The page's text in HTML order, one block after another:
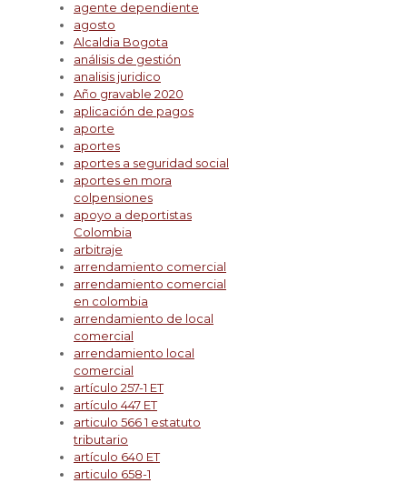
agente dependiente
agosto
Alcaldia Bogota
análisis de gestión
analisis juridico
Año gravable 2020
aplicación de pagos
aporte
aportes
aportes a seguridad social
aportes en mora
colpensiones
apoyo a deportistas
Colombia
arbitraje
arrendamiento comercial
arrendamiento comercial
en colombia
arrendamiento de local
comercial
arrendamiento local
comercial
artículo 257-1 ET
artículo 447 ET
articulo 566 1 estatuto
tributario
artículo 640 ET
articulo 658-1